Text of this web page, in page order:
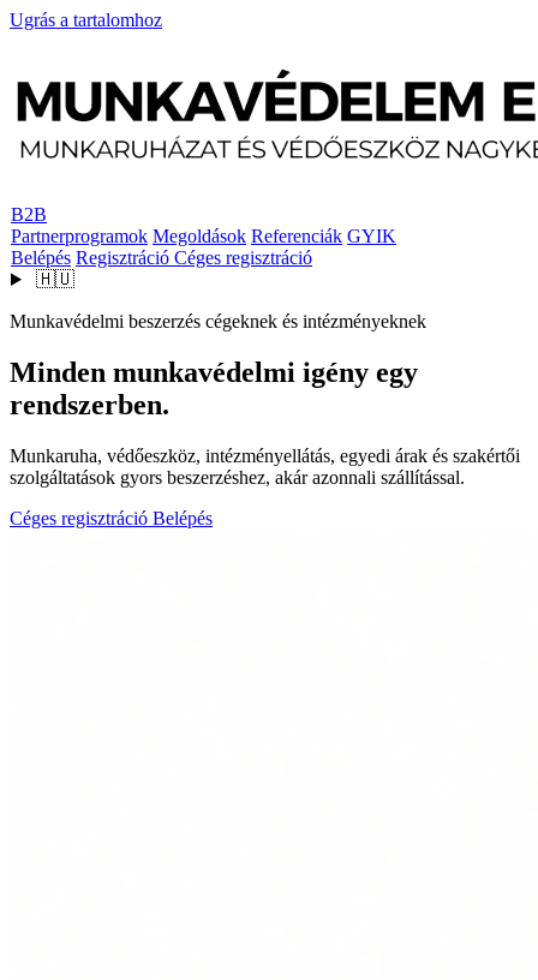
Ugrás a tartalomhoz
B2B
Partnerprogramok Megoldások Referenciák GYIK
Belépés Regisztráció Céges regisztráció
🇭🇺
Munkavédelmi beszerzés cégeknek és intézményeknek
Minden munkavédelmi igény egy
rendszerben.
Munkaruha, védőeszköz, intézményellátás, egyedi árak és szakértői
szolgáltatások gyors beszerzéshez, akár azonnali szállítással.
Céges regisztráció Belépés